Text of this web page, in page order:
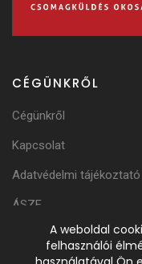
CÉGÜNKRŐL
Cégünkről
Kapcsolat
Adatvédelmi tájékoztató
ÁSZF
Adattörlési Tájékoztató
A weboldal
felhasználói